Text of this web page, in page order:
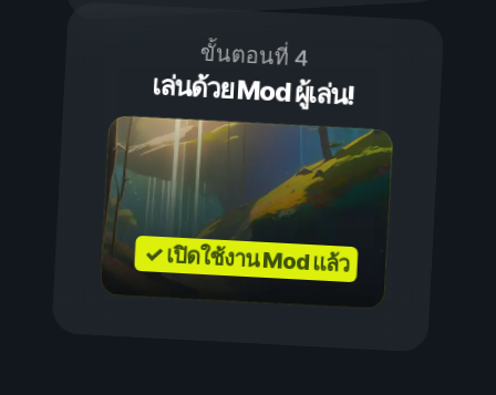
ขั้นตอนที่ 4
เล่นด้วย Mod ผู้เล่น!
✓ เปิดใช้งาน Mod แล้ว